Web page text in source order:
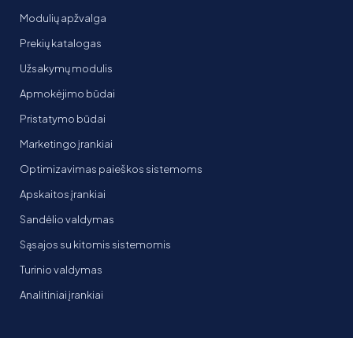
Modulių apžvalga
Prekių katalogas
Užsakymų modulis
Apmokėjimo būdai
Pristatymo būdai
Marketingo įrankiai
Optimizavimas paieškos sistemoms
Apskaitos įrankiai
Sandėlio valdymas
Sąsajos su kitomis sistemomis
Turinio valdymas
Analitiniai įrankiai